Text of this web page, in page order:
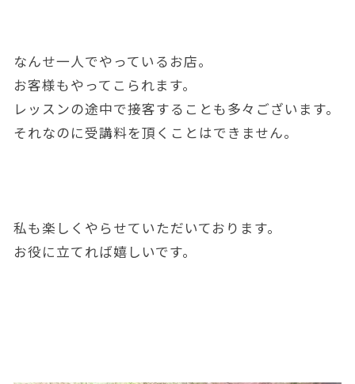
なんせ一人でやっているお店。
お客様もやってこられます。
レッスンの途中で接客することも多々ございます。
それなのに受講料を頂くことはできません。
私も楽しくやらせていただいております。
お役に立てれば嬉しいです。